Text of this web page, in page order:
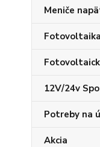
Meniče
12V/24v
Potreby na
Akcia